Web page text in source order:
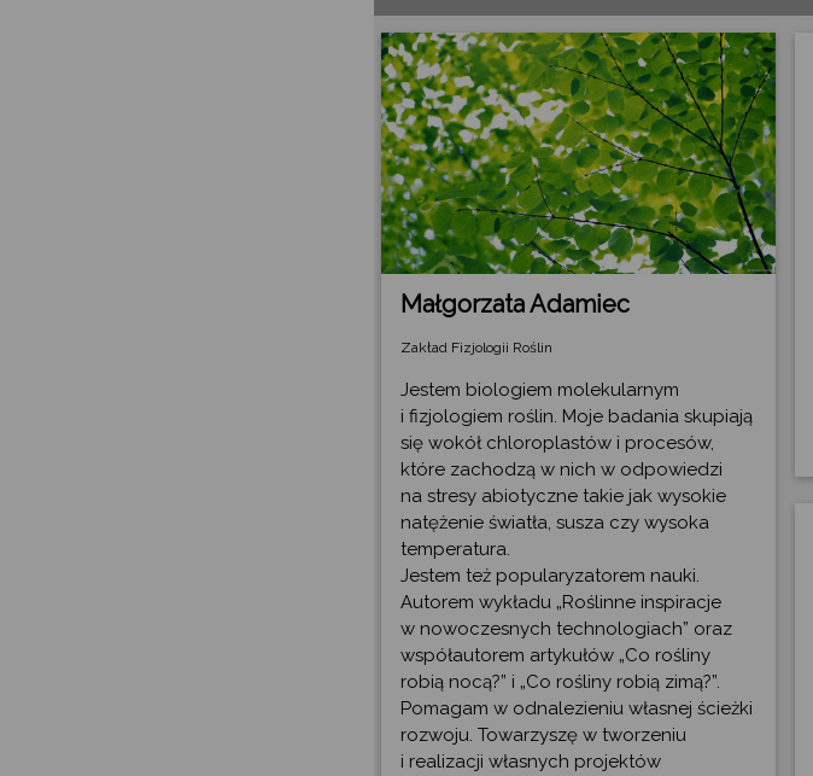
Małgorzata Adamiec
Zakład Fizjologii Roślin
Jestem biologiem molekularnym
i fizjologiem roślin. Moje badania skupiają
się wokół chloroplastów i procesów,
które zachodzą w nich w odpowiedzi
na stresy abiotyczne takie jak wysokie
natężenie światła, susza czy wysoka
temperatura.
Jestem też popularyzatorem nauki.
Autorem wykładu „Roślinne inspiracje
w nowoczesnych technologiach” oraz
współautorem artykułów „Co rośliny
robią nocą?” i „Co rośliny robią zimą?”.
Pomagam w odnalezieniu własnej ścieżki
rozwoju. Towarzyszę w tworzeniu
i realizacji własnych projektów